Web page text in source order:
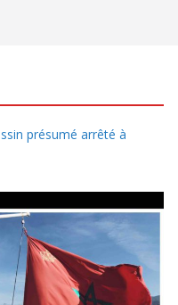
présumé arrêté à